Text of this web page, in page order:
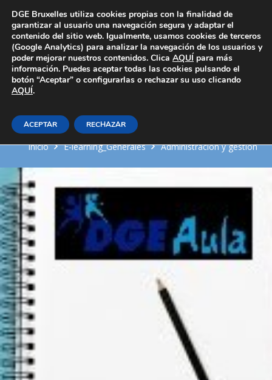
Área Privada
NEGOCIACIÓN CON
PROVEEDORES
Inicio E-learning_Generales Administración y gestión
DGE Bruxelles utiliza cookies propias con la finalidad de
garantizar al usuario una navegación segura y adaptar el
contenido del sitio web. Igualmente, usamos cookies de terceros
(Google Analytics) para analizar la navegación de los usuarios y
poder mejorar nuestros contenidos. Clica AQUÍ para más
información. Puedes aceptar todas las cookies pulsando el
botón “Aceptar” o configurarlas o rechazar su uso clicando
AQUÍ.
ACEPTAR RECHAZAR